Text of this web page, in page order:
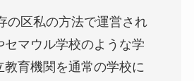
の区私の方法で運営され
セマウル学校のような学
教育機関 を通常の学校に